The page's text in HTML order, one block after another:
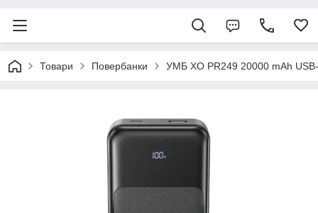
Товари Повербанки УМБ XO PR249 20000 mAh